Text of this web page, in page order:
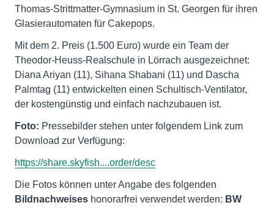
Thomas-Strittmatter-Gymnasium in St. Georgen für ihren
Glasierautomaten für Cakepops.
Mit dem 2. Preis (1.500 Euro) wurde ein Team der
Theodor-Heuss-Realschule in Lörrach ausgezeichnet:
Diana Ariyan (11), Sihana Shabani (11) und Dascha
Palmtag (11) entwickelten einen Schultisch-Ventilator,
der kostengünstig und einfach nachzubauen ist.
Foto: Pressebilder stehen unter folgendem Link zum
Download zur Verfügung:
https://share.skyfish....order/desc
Die Fotos können unter Angabe des folgenden
Bildnachweises honorarfrei verwendet werden: BW